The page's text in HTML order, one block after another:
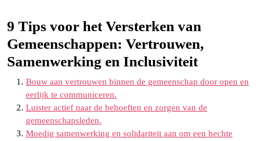
9 Tips voor het Versterken van
Gemeenschappen: Vertrouwen,
Samenwerking en Inclusiviteit
Bouw aan vertrouwen binnen de gemeenschap door open en
eerlijk te communiceren.
Luister actief naar de behoeften en zorgen van de
gemeenschapsleden.
Moedig samenwerking en solidariteit aan om een hechte